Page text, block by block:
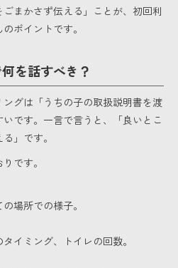
まかさず伝える」ことが、初回利
ポイントです。
を話すべき？
グは「うちの子の取扱説明書を渡
です。一言で言うと、「良いとこ
」です。
です。
場所での様子。
イミング、トイレの回数。